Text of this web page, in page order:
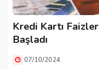
Kredi Kartı
Başladı
07/10/2024